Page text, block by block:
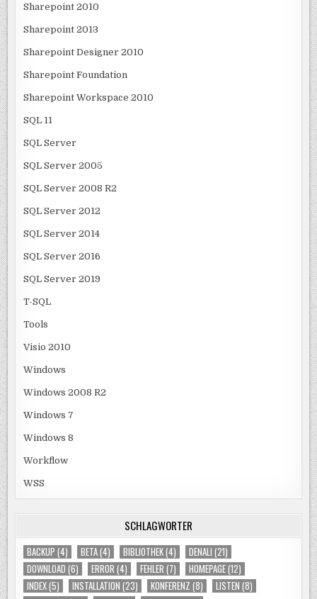
Sharepoint 2010
Sharepoint 2013
Sharepoint Designer 2010
Sharepoint Foundation
Sharepoint Workspace 2010
SQL 11
SQL Server
SQL Server 2005
SQL Server 2008 R2
SQL Server 2012
SQL Server 2014
SQL Server 2016
SQL Server 2019
T-SQL
Tools
Visio 2010
Windows
Windows 2008 R2
Windows 7
Windows 8
Workflow
WSS
SCHLAGWÖRTER
BACKUP (4) BETA(4) BIBLIOTHEK(4) DENALI (21)
DOWNLOAD (6) ERROR (4) FEHLER (7) HOMEPAGE(12)
INDEX(5) INSTALLATION (23) KONFERENZ (8) LISTEN (8)